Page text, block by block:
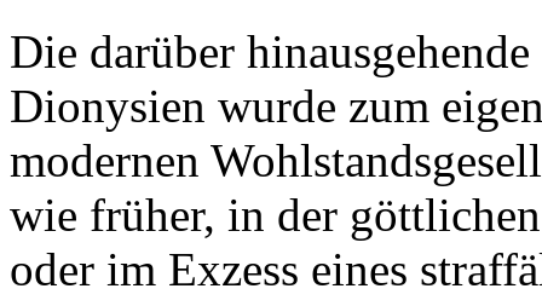
Die darüber
Dionysien wurde zum
modernen
wie früher, in der
oder im Exzess eines